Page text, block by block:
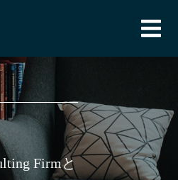
Firmと